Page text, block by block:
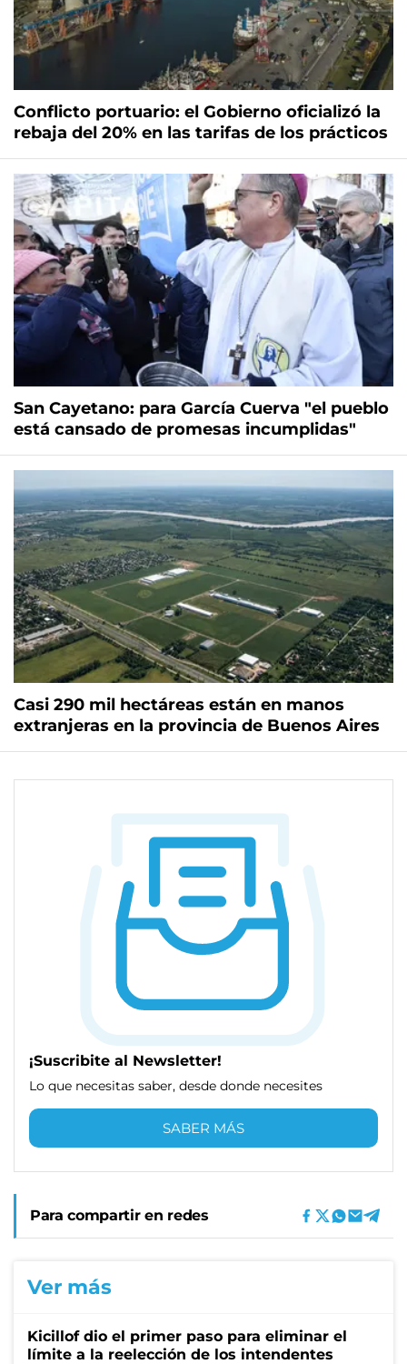
Conflicto portuario: el Gobierno oficializó la
rebaja del 20% en las tarifas de los prácticos
San Cayetano: para García Cuerva "el pueblo
está cansado de promesas incumplidas"
Casi 290 mil hectáreas están en manos
extranjeras en la provincia de Buenos Aires
¡Suscribite al Newsletter!
Lo que necesitas saber, desde donde necesites
SABER MÁS
Para compartir en redes
Ver más
Kicillof dio el primer paso para eliminar el
límite a la reelección de los intendentes